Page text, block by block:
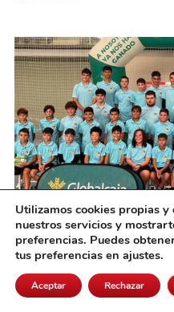
Da comienzo el
Dynamo Alcázar FS
agosto 3, 2026
Utilizamos cookies propias
nuestros servicios y
preferencias. Puedes
tus preferencias en ajustes.
Aceptar Rechazar